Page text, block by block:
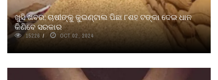
ଖୁସି ଖବର: ଚାଷୀଙ୍କୁ କୁଇଣ୍ଟାଲ ପିଛା ୮ଶହ ଟଙ୍କା ଦେଇ ଧାନ
କିଣିବେ ସରକାର
15226 OCT 02, 2024